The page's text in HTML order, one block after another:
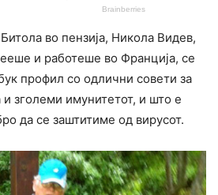
во пензија, Никола Видев,
и работеше во Франција, се
профил со одлични совети за
и зголеми имунитетот, и што е
да се заштитиме од вирусот.